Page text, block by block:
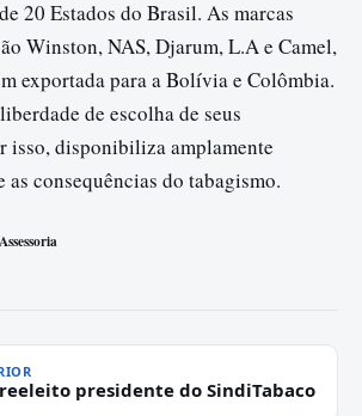
20 Estados do Brasil. As marcas
Winston, NAS, Djarum, L.A e Camel,
exportada para a Bolívia e Colômbia.
de escolha de seus
isso, disponibiliza amplamente
as consequências do tabagismo.
presidente do SindiTabaco